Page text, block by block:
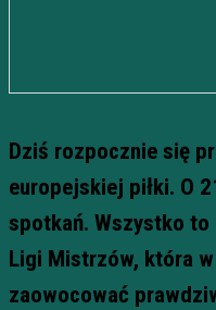
Dziś rozpocznie się
europejskiej piłki. O
spotkań. Wszystko
Ligi Mistrzów, która
zaowocować